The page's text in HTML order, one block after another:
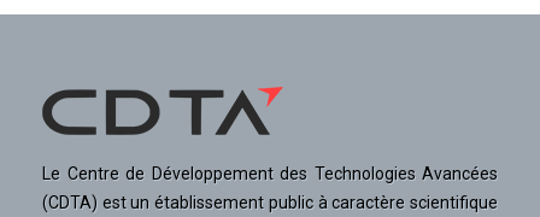
Le Centre de Développement des Technologies Avancées
(CDTA) est un établissement public à caractère scientifique